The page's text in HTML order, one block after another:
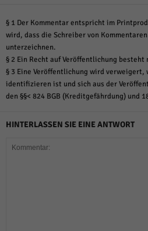
§ 1 Der Kommentar entspricht im
wird, dass die Schreiber von
unterzeichnen.
§ 2 Ein Recht auf Veröffentlichung besteht
§ 3 Eine Veröffentlichung wird verweigert,
identifizieren ist und sich aus der
den §§< 824 BGB (Kreditgefährdung) und
HINTERLASSEN SIE EINE ANTWORT